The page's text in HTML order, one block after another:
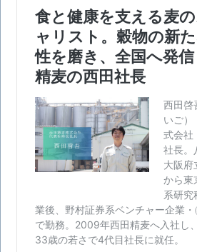
４つの特長で解決
独自の採用スキーム
お問い合わせ
プライバシーポリシー